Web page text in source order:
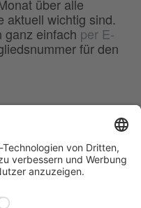
über alle
aktuell wichtig sind.
ganz einfach per E-
für den